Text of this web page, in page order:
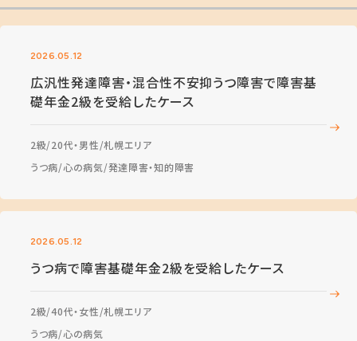
2026.05.12
広汎性発達障害・混合性不安抑うつ障害で障害基
礎年金2級を受給したケース
2級 20代・男性 札幌エリア
うつ病 心の病気 発達障害・知的障害
2026.05.12
うつ病で障害基礎年金2級を受給したケース
2級 40代・女性 札幌エリア
うつ病 心の病気